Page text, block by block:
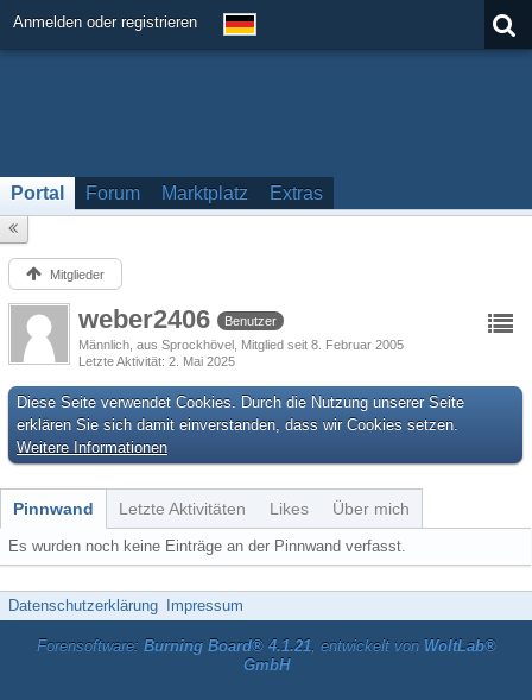
Anmelden oder registrieren
Portal Forum Marktplatz Extras
Mitglieder
weber2406
Benutzer
Männlich aus Sprockhövel Mitglied seit 8. Februar 2005
Letzte Aktivität 2. Mai 2025
Diese Seite verwendet Cookies. Durch die Nutzung unserer Seite
erklären Sie sich damit einverstanden, dass wir Cookies setzen.
Weitere Informationen
Pinnwand Letzte Aktivitäten Likes Über mich
Es wurden noch keine Einträge an der Pinnwand verfasst.
Datenschutzerklärung Impressum
Forensoftware: Burning Board® 4.1.21, entwickelt von WoltLab®
GmbH